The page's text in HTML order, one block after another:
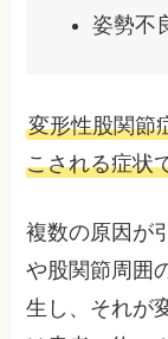
姿勢不
変形性股関節
こされる症状
複数の原因が
や股関節周囲
生し、それが